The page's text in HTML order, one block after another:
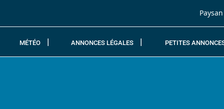
MÉTÉO ANNONCES LÉGALES PETITES